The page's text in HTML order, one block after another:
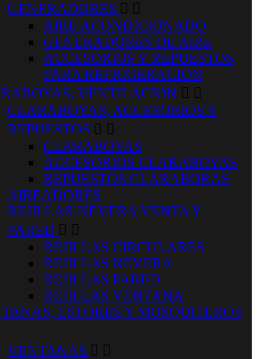
GENERADORES  
AIRE ACONDICIONADO
GENERADORES DE AIRE
ACCESORIOS Y REPUESTOS
PARA REFRIGERACION
VENTILACION  
CLARABOYAS, ACCESORIOS Y
REPUESTOS  
CLARABOYAS
ACCESORIOS CLARABOYAS
REPUESTOS CLARABORAS
AIREADORES
REJILLAS´NEVERA VENTA Y
PARED  
REJILLAS CIRCULARES
REJILLAS NEVERA
REJILLAS PARED
REJILLAS VENTANA
ESTORES Y MOSQUITEROS
VENTANAS  